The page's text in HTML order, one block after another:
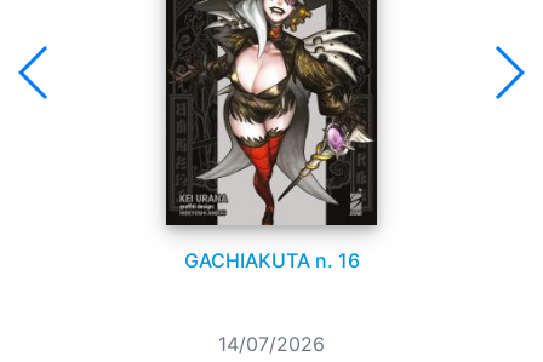
GACHIAKUTA n. 16
14/07/2026